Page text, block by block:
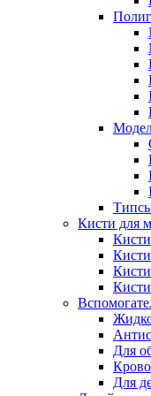
Кисти для
Для
Для